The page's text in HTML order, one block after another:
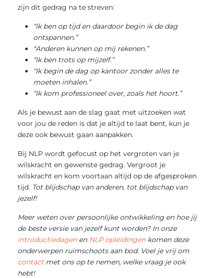
zijn dit gedrag na te streven:
“Ik ben op tijd en daardoor begin ik de dag
ontspannen.”
“Anderen kunnen op mij rekenen.”
“Ik ben trots op mijzelf.”
“Ik begin de dag op kantoor zonder alles te
moeten inhalen.”
“Ik kom professioneel over, zoals het hoort.”
Als je bewust aan de slag gaat met uitzoeken wat
voor jou de reden is dat je altijd te laat bent, kun je
deze ook bewust gaan aanpakken.
Bij NLP wordt gefocust op het vergroten van je
wilskracht en gewenste gedrag. Vergroot je
wilskracht en kom voortaan altijd op de afgesproken
tijd. Tot blijdschap van anderen, tot blijdschap van
jezelf!
Meer weten over persoonlijke ontwikkeling en hoe jij
de beste versie van jezelf kunt worden? In onze
introductiedagenen NLP opleidingenkomen deze
onderwerpen ruimschoots aan bod. Voel je vrij om
contactmet ons op te nemen, welke vraag je ook
hebt!